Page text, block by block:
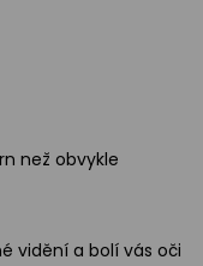
než obvykle
vidění a bolí vás oči